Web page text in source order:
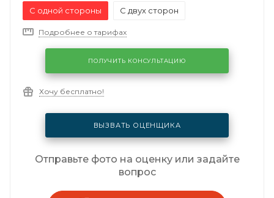
С одной стороны
С двух сторон
Подробнее о тарифах
ПОЛУЧИТЬ КОНСУЛЬТАЦИЮ
Хочу бесплатно!
ВЫЗВАТЬ ОЦЕНЩИКА
Отправьте фото на оценку или задайте
вопрос